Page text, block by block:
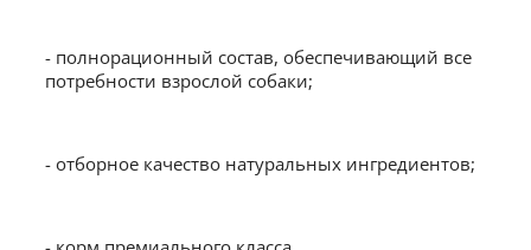
- полнорационный состав, обеспечивающий все
потребности взрослой собаки;
- отборное качество натуральных ингредиентов;